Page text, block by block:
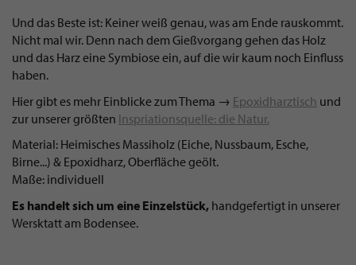
Und das Beste ist: Keiner weiß genau, was am Ende rauskommt.
Nicht mal wir. Denn nach dem Gießvorgang gehen das Holz
und das Harz eine Symbiose ein, auf die wir kaum noch Einfluss
haben.
Hier gibt es mehr Einblicke zum Thema → Epoxidharztisch und
zur unserer größten Inspriationsquelle: die Natur.
Material: Heimisches Massiholz (Eiche, Nussbaum, Esche,
Birne...) & Epoxidharz, Oberfläche geölt.
Maße: individuell
Es handelt sich um eine Einzelstück, handgefertigt in unserer
Wersktatt am Bodensee.